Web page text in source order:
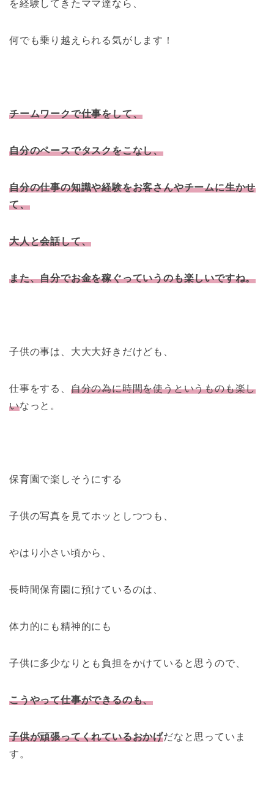
を経験してきたママ達なら、
何でも乗り越えられる気がします！
チームワークで仕事をして、
自分のペースでタスクをこなし、
自分の仕事の知識や経験をお客さんやチームに生かせ
て、
大人と会話して、
また、自分でお金を稼ぐっていうのも楽しいですね。
子供の事は、大大大好きだけども、
仕事をする、 自分の為に時間を使うというものも楽し
いなっと。
保育園で楽しそうにする
子供の写真を見てホッとしつつも、
やはり小さい頃から、
長時間保育園に預けているのは、
体力的にも精神的にも
子供に多少なりとも負担をかけていると思うので、
こうやって仕事ができるのも、
子供が頑張ってくれているおかげだなと思っていま
す。